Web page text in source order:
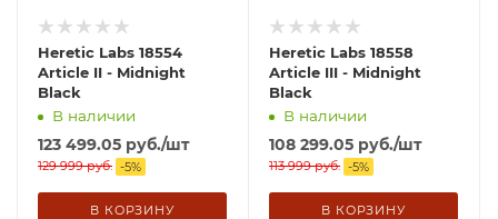
Heretic Labs 18554
Article II - Midnight
Black
В наличии
123 499.05 руб./шт
129 999руб. -5%
В КОРЗИНУ
Heretic Labs 18558
Article III - Midnight
Black
В наличии
108 299.05 руб./шт
113 999руб. -5%
В КОРЗИНУ